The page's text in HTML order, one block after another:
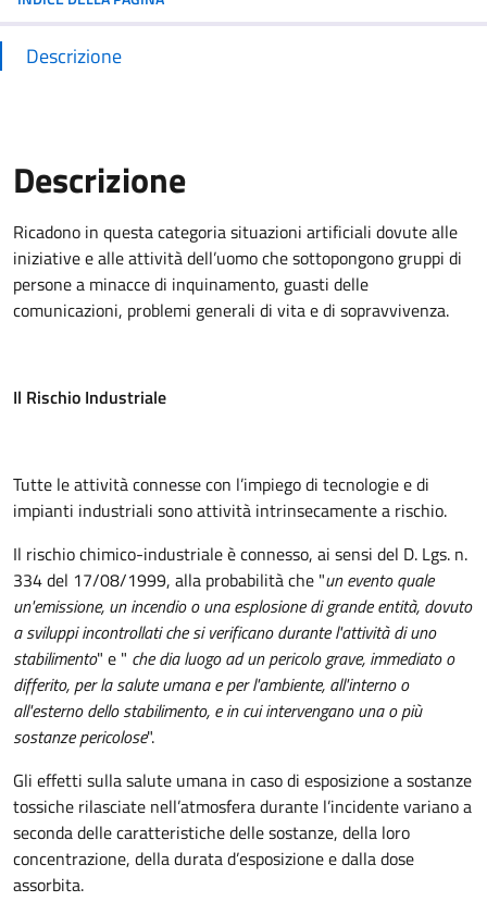
Descrizione
Descrizione
Ricadono in questa categoria situazioni artificiali dovute alle
iniziative e alle attività dell’uomo che sottopongono gruppi di
persone a minacce di inquinamento, guasti delle
comunicazioni, problemi generali di vita e di sopravvivenza.
Il Rischio Industriale
Tutte le attività connesse con l’impiego di tecnologie e di
impianti industriali sono attività intrinsecamente a rischio.
Il rischio chimico-industriale è connesso, ai sensi del D. Lgs. n.
334 del 17/08/1999, alla probabilità che "un evento quale
un'emissione, un incendio o una esplosione di grande entità, dovuto
a sviluppi incontrollati che si verificano durante l'attività di uno
stabilimento" e " che dia luogo ad un pericolo grave, immediato o
differito, per la salute umana e per l'ambiente, all'interno o
all'esterno dello stabilimento, e in cui intervengano una o più
sostanze pericolose".
Gli effetti sulla salute umana in caso di esposizione a sostanze
tossiche rilasciate nell’atmosfera durante l’incidente variano a
seconda delle caratteristiche delle sostanze, della loro
concentrazione, della durata d’esposizione e dalla dose
assorbita.